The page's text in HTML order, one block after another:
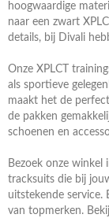
hoogwaardige
naar een zwart
details, bij Divali
Onze XPLCT
als sportieve
maakt het de
de pakken
schoenen en
Bezoek onze winkel
tracksuits die bij
uitstekende service.
van topmerken.